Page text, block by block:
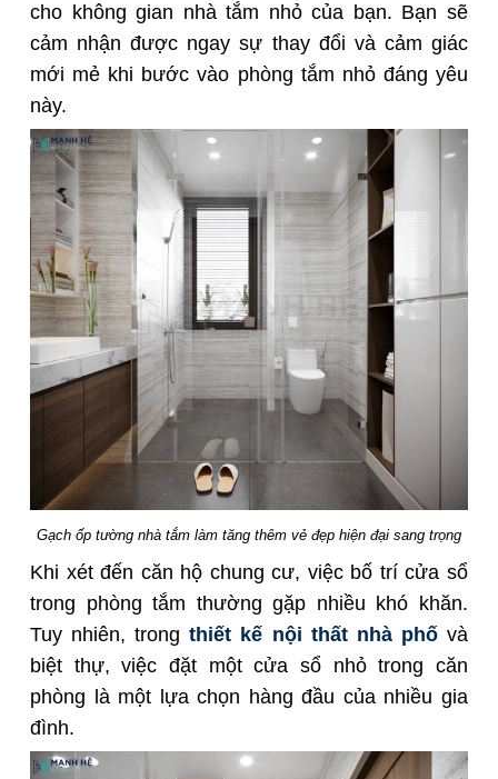
cho không gian nhà tắm nhỏ của bạn. Bạn sẽ
cảm nhận được ngay sự thay đổi và cảm giác
mới mẻ khi bước vào phòng tắm nhỏ đáng yêu
này.
Gạch ốp tường nhà tắm làm tăng thêm vẻ đẹp hiện đại sang trọng
Khi xét đến căn hộ chung cư, việc bố trí cửa sổ
trong phòng tắm thường gặp nhiều khó khăn.
Tuy nhiên, trongthiết kế nội thất nhà phốvà
biệt thự, việc đặt một cửa sổ nhỏ trong căn
phòng là một lựa chọn hàng đầu của nhiều gia
đình.